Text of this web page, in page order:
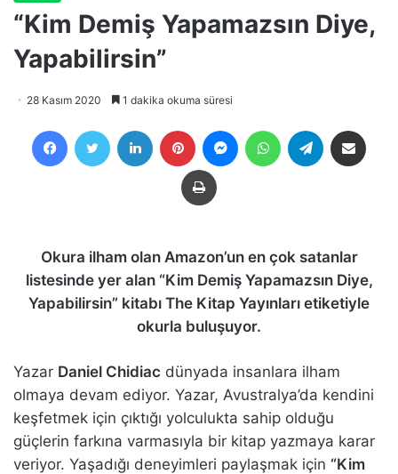
“Kim Demiş Yapamazsın Diye,
Yapabilirsin”
28 Kasım 2020 1 dakika okuma süresi
FacebookTwitter LinkedIn Pinterest MessengerWhatsAppTelegram
Yazdır
Okura ilham olan Amazon’un en çok satanlar
listesinde yer alan “Kim Demiş Yapamazsın Diye,
Yapabilirsin” kitabı The Kitap Yayınları etiketiyle
okurla buluşuyor.
Yazar Daniel Chidiac dünyada insanlara ilham
olmaya devam ediyor. Yazar, Avustralya’da kendini
keşfetmek için çıktığı yolculukta sahip olduğu
güçlerin farkına varmasıyla bir kitap yazmaya karar
veriyor. Yaşadığı deneyimleri paylaşmak için “Kim